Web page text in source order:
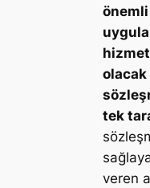
hizmet
olacak
tek
veren